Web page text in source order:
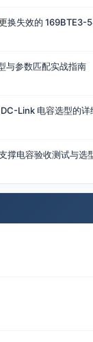
与参数匹配实战指南
Link 电容选型的详
撑电容验收测试与选